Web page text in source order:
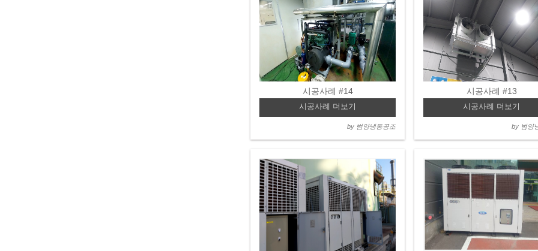
시공사례 #14
시공사례 더보기
by 범양냉동공조
시공사례 #13
시공사례 더보기
by 범양